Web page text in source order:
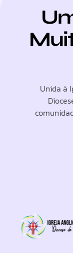
Unida à